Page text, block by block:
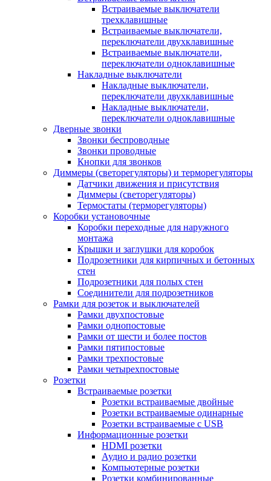
Встраиваемые выключатели
трехклавишные
Встраиваемые выключатели,
переключатели двухклавишные
Встраиваемые выключатели,
переключатели одноклавишные
Накладные выключатели
Накладные выключатели,
переключатели двухклавишные
Накладные выключатели,
переключатели одноклавишные
Дверные звонки
Звонки беспроводные
Звонки проводные
Кнопки для звонков
Диммеры (светорегуляторы) и терморегуляторы
Датчики движения и присутствия
Диммеры (светорегуляторы)
Термостаты (терморегуляторы)
Коробки установочные
Коробки переходные для наружного
монтажа
Крышки и заглушки для коробок
Подрозетники для кирпичных и бетонных
стен
Подрозетники для полых стен
Соединители для подрозетников
Рамки для розеток и выключателей
Рамки двухпостовые
Рамки однопостовые
Рамки от шести и более постов
Рамки пятипостовые
Рамки трехпостовые
Рамки четырехпостовые
Розетки
Встраиваемые розетки
Розетки встраиваемые двойные
Розетки встраиваемые одинарные
Розетки встраиваемые с USB
Информационные розетки
HDMI розетки
Аудио и радио розетки
Компьютерные розетки
Розетки комбинированные